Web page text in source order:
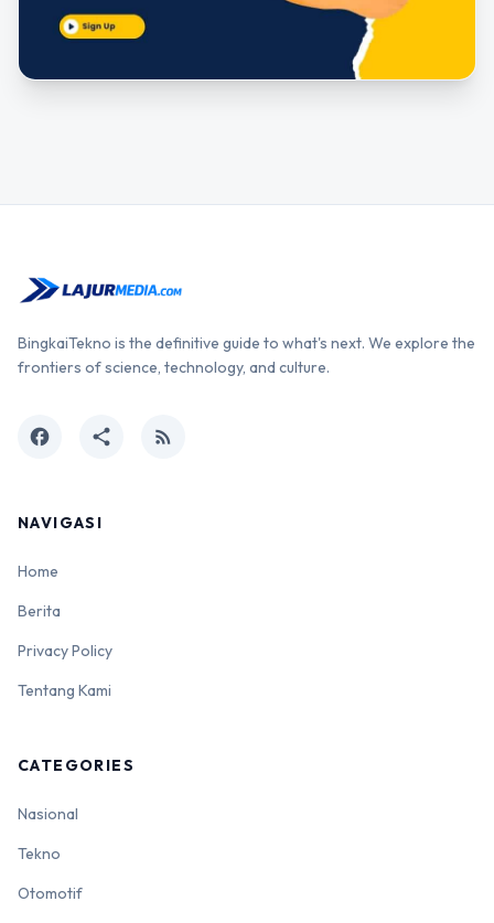
BingkaiTekno is the definitive guide to what's next. We explore the
frontiers of science, technology, and culture.
facebook share rss_feed
NAVIGASI
Home
Berita
Privacy Policy
Tentang Kami
CATEGORIES
Nasional
Tekno
Otomotif